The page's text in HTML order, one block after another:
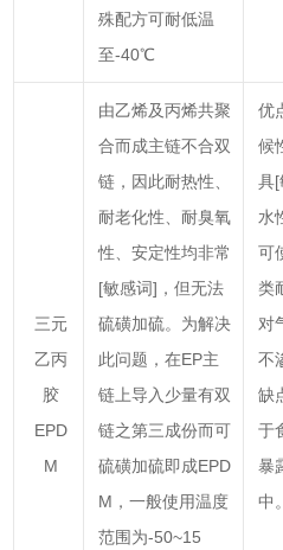
殊配方可耐低温
至-40℃
三元
乙丙
胶
EPD
M
由乙烯及丙烯共聚
合而成主链不合双
链，因此耐热性、
耐老化性、耐臭氧
性、安定性均非常
[敏感词]，但无法
硫磺加硫。为解决
此问题，在EP主
链上导入少量有双
链之第三成份而可
硫磺加硫即成EPD
M，一般使用温度
范围为-50~15
优
候
具[
水
可
类
对
不
缺
于
暴
中。